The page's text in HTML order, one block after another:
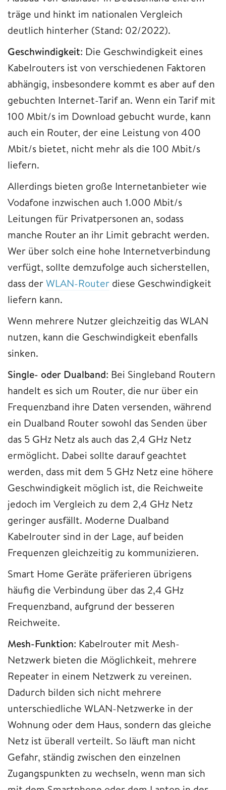
träge und hinkt im nationalen Vergleich
deutlich hinterher (Stand: 02/2022).
Geschwindigkeit: Die Geschwindigkeit eines
Kabelrouters ist von verschiedenen Faktoren
abhängig, insbesondere kommt es aber auf den
gebuchten Internet-Tarif an. Wenn ein Tarif mit
100 Mbit/s im Download gebucht wurde, kann
auch ein Router, der eine Leistung von 400
Mbit/s bietet, nicht mehr als die 100 Mbit/s
liefern.
Allerdings bieten große Internetanbieter wie
Vodafone inzwischen auch 1.000 Mbit/s
Leitungen für Privatpersonen an, sodass
manche Router an ihr Limit gebracht werden.
Wer über solch eine hohe Internetverbindung
verfügt, sollte demzufolge auch sicherstellen,
dass derWLAN-Router diese Geschwindigkeit
liefern kann.
Wenn mehrere Nutzer gleichzeitig das WLAN
nutzen, kann die Geschwindigkeit ebenfalls
sinken.
Single- oder Dualband: Bei Singleband Routern
handelt es sich um Router, die nur über ein
Frequenzband ihre Daten versenden, während
ein Dualband Router sowohl das Senden über
das 5 GHz Netz als auch das 2,4 GHz Netz
ermöglicht. Dabei sollte darauf geachtet
werden, dass mit dem 5 GHz Netz eine höhere
Geschwindigkeit möglich ist, die Reichweite
jedoch im Vergleich zu dem 2,4 GHz Netz
geringer ausfällt. Moderne Dualband
Kabelrouter sind in der Lage, auf beiden
Frequenzen gleichzeitig zu kommunizieren.
Smart Home Geräte präferieren übrigens
häufig die Verbindung über das 2,4 GHz
Frequenzband, aufgrund der besseren
Reichweite.
Mesh-Funktion: Kabelrouter mit Mesh-
Netzwerk bieten die Möglichkeit, mehrere
Repeater in einem Netzwerk zu vereinen.
Dadurch bilden sich nicht mehrere
unterschiedliche WLAN-Netzwerke in der
Wohnung oder dem Haus, sondern das gleiche
Netz ist überall verteilt. So läuft man nicht
Gefahr, ständig zwischen den einzelnen
Zugangspunkten zu wechseln, wenn man sich